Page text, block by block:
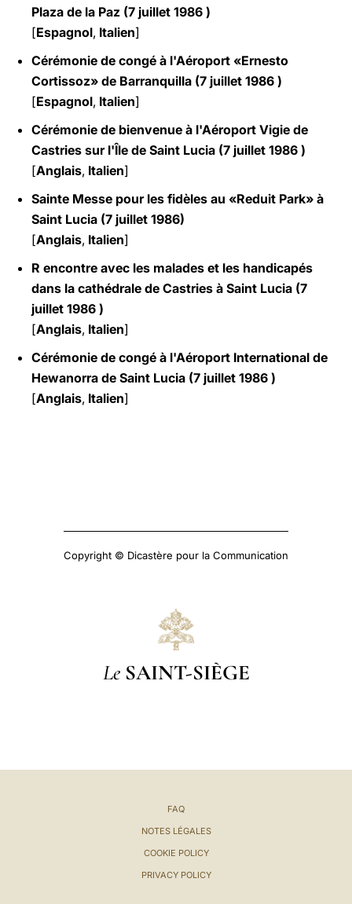
Plaza de la Paz (7 juillet 1986 )
[Espagnol, Italien]
Cérémonie de congé à l'Aéroport «Ernesto
Cortissoz» de Barranquilla (7 juillet 1986 )
[Espagnol, Italien]
Cérémonie de bienvenue à l'Aéroport Vigie de
Castries sur l'Île de Saint Lucia (7 juillet 1986 )
[Anglais, Italien]
Sainte Messe pour les fidèles au «Reduit Park» à
Saint Lucia (7 juillet 1986)
[Anglais, Italien]
R encontre avec les malades et les handicapés
dans la cathédrale de Castries à Saint Lucia (7
juillet 1986 )
[Anglais, Italien]
Cérémonie de congé à l'Aéroport International de
Hewanorra de Saint Lucia (7 juillet 1986 )
[Anglais, Italien]
Copyright © Dicastère pour la Communication
Le SAINT-SIÈGE
FAQ
NOTES LÉGALES
COOKIE POLICY
PRIVACY POLICY